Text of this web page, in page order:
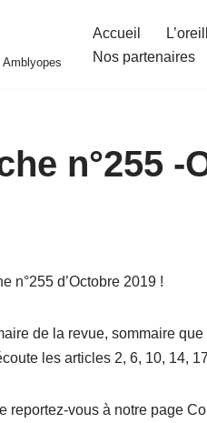
Accueil
Nos partenaires
n°255 -
n°255 d’Octobre 2019 !
de la revue, sommaire
les articles 2, 6, 10, 14,
reportez-vous à notre page